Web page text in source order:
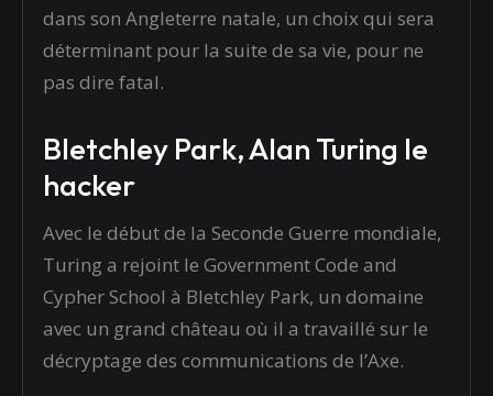
dans son Angleterre natale, un choix qui sera
déterminant pour la suite de sa vie, pour ne
pas dire fatal.
Bletchley Park, Alan Turing le
hacker
Avec le début de la Seconde Guerre mondiale,
Turing a rejoint le Government Code and
Cypher School à Bletchley Park, un domaine
avec un grand château où il a travaillé sur le
décryptage des communications de l’Axe.